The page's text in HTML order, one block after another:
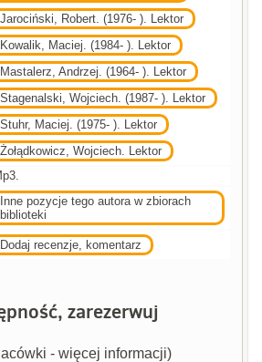
Jarociński, Robert. (1976- ). Lektor
Kowalik, Maciej. (1984- ). Lektor
Mastalerz, Andrzej. (1964- ). Lektor
Stagenalski, Wojciech. (1987- ). Lektor
Stuhr, Maciej. (1975- ). Lektor
Żołądkowicz, Wojciech. Lektor
Inne pozycje tego autora w zbiorach
biblioteki
Dodaj recenzje, komentarz
zarezerwuj
- więcej informacji)